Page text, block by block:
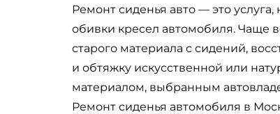
Ремонт сиденья авто — это
обивки кресел автомобиля. Чаще
старого материала с сидений,
и обтяжку искусственной или
материалом, выбранным
Ремонт сиденья автомобиля в